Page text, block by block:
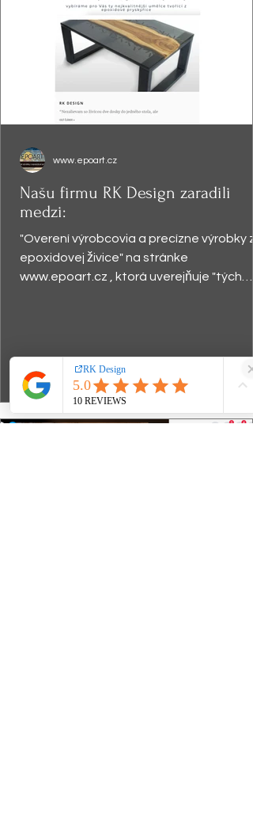
Našu firmu RK Design zaradili
medzi:
"Overení výrobcovia a precízne výrobky z
epoxidovej živice" na stránke
www.epoart.cz , ktorá uverejňuje "tých
www.epoart.cz